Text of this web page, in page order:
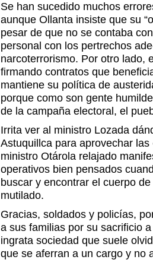
Se han sucedido muchos
aunque Ollanta insiste que su
pesar de que no se contaba
personal con los pertrechos
narcoterrorismo. Por otro lado,
firmando contratos que
mantiene su política de
porque como son gente
de la campaña electoral, el
Irrita ver al ministro Lozada
Astuquillca para aprovechar
ministro Otárola relajado
operativos bien pensados
buscar y encontrar el cuerpo
mutilado.
Gracias, soldados y policías,
a sus familias por su sacrificio
ingrata sociedad que suele
que se aferran a un cargo y no